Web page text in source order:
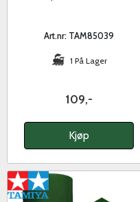
Art.nr: TAM85039
1 På Lager
109,-
Kjøp